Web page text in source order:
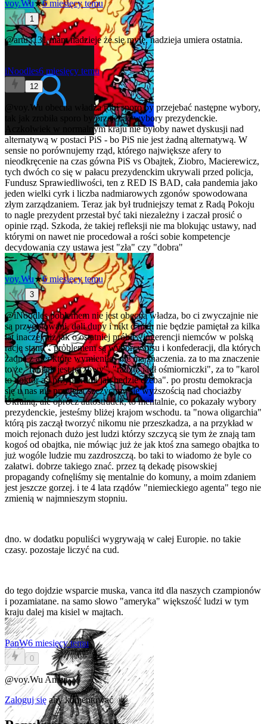
voy.Wu★6 miesięcy temu
1
@artu3131mam nadzieje że się mylę. nadzieja umiera ostatnia.
iNoodles6 miesięcy temu
12
@voy.Wu
obecna władza robi sporo by przejebać następne wybory,
tak jak zrobiła sporo by przejebać wybory prezydenckie.
Aczkolwiek w normalnym kraju nie byłoby nawet dyskusji nad
alternatywą w postaci PiS - bo PiS nie jest żadną alternatywą. W
sensie no porównujemy rząd, którego największe afery to
nieodkręcenie na czas gówna PiS vs Obajtek, Ziobro, Macierewicz,
tych dwóch co się w pałacu prezydenckim ukrywali przed policja,
Fundusz Sprawiedliwości, ten z RED IS BAD, cała pandemia jako
jeden wielki cyrk i liczba nadmiarowych zgonów spowodowana
złym zarządzaniem. Teraz jak był trudniejszy temat z Radą Pokoju
to nagle prezydent przestał być taki niezależny i zaczał prosić o
opinie rząd. Szkoda, że takiej refleksji nie ma blokując ustawy, nad
którymi on nawet nie procedował a rości sobie kompetencje
decydowania czy ustawa jest "zła" czy "dobra"
voy.Wu★6 miesięcy temu
3
@iNoodlespoblemem nie jest obecna władza, bo ci zwyczajnie nie
są przygotowani, dali dupy i nikt o nich nie będzie pamiętał za kilka
lat inaczej niż jak o ostatniej próbie "ingerencji niemców w polską
rację stanu". problemem są wyborcy pisu i konfederacji, dla których
żadna z afer które wymieniłeś nie ma znaczenia. za to ma znaczenie
to że "rafałek jest tęczowy", "radzio jadł ośmiorniczki", za to "karol
to doktór a i przypierdoli jak bedzie czeba". po prostu demokracja
się u nas nie przyjęła. szczycimy się wyższością nad chociażby
Ukrainą, ale oprócz autostradek, to mentalnie, co pokazały wybory
prezydenckie, jesteśmy bliżej krajom wschodu. ta "nowa oligarchia"
którą pis zaczął tworzyć nikomu nie przeszkadza, a na przykład w
moich rejonach dużo jest ludzi którzy szczycą sie tym że znają tam
kogoś od obajtka, nie mówiąc już że jak ktoś zna samego obajtka to
już wogóle ludzie mu zazdroszczą. bo taki to wiadomo że byle co
załatwi. dobrze takiego znać. przez tą dekadę pisowskiej
propagandy cofnęliśmy się mentalnie do komuny, a moim zdaniem
jest jeszcze gorzej. i te 4 lata rządów "niemieckiego agenta" tego nie
zmienią w najmnieszym stopniu.
dno. w dodatku populiści wygrywają w całej Europie. no takie
czasy. pozostaje liczyć na cud.
do tego dojdzie wsparcie muska, vanca itd dla naszych czampionów
i pozamiatane. na samo słowo "ameryka" większość ludzi w tym
kraju dalej ma kisiel w majtach.
PanW6 miesięcy temu
0
@voy.Wu Amen
Zaloguj się aby komentować